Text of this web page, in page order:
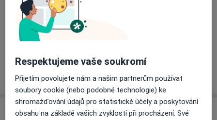
Gynekolog
9 názorů
Gynekolog
Adresy (2)
Respektujeme vaše soukromí
Přijetím povolujete nám a našim partnerům používat
soubory cookie (nebo podobné technologie) ke
shromažďování údajů pro statistické účely a poskytování
obsahu na základě vašich zvyklostí při procházení. Své